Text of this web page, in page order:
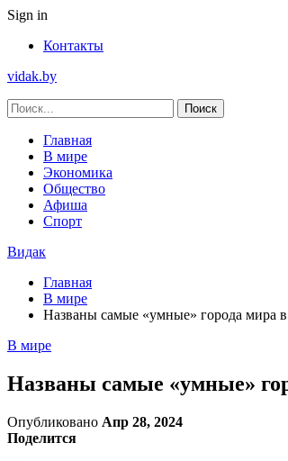
Sign in
Контакты
vidak.by
Главная
В мире
Экономика
Общество
Афиша
Спорт
Видак
Главная
В мире
Названы самые «умные» города мира
В мире
Названы самые «умные»
Опубликовано Апр 28, 2024
Поделится